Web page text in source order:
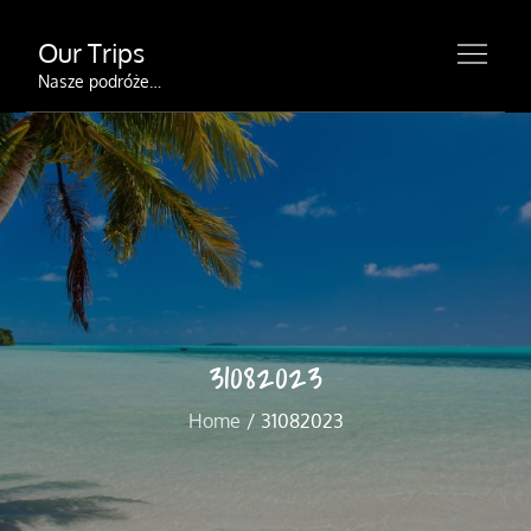
content
Our Trips
Nasze podróże…
31082023
Home 31082023